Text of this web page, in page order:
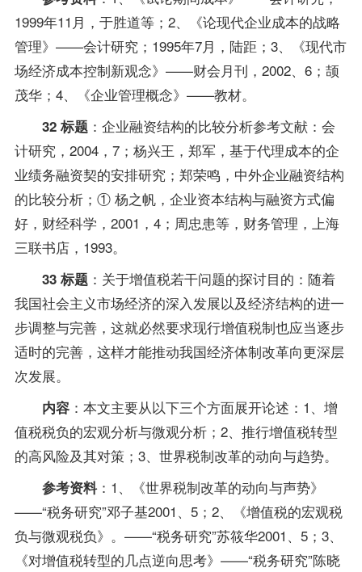
1999年11月，于胜道等；2、《论现代企业成本的战略
管理》——会计研究；1995年7月，陆距；3、《现代市
场经济成本控制新观念》——财会月刊，2002、6；颉
茂华；4、《企业管理概念》——教材。
32 标题：企业融资结构的比较分析参考文献：会
计研究，2004，7；杨兴王，郑军，基于代理成本的企
业绩务融资契的安排研究；郑荣鸣，中外企业融资结构
的比较分析；① 杨之帆，企业资本结构与融资方式偏
好，财经科学，2001，4；周忠患等，财务管理，上海
三联书店，1993。
33 标题：关于增值税若干问题的探讨目的：随着
我国社会主义市场经济的深入发展以及经济结构的进一
步调整与完善，这就必然要求现行增值税制也应当逐步
适时的完善，这样才能推动我国经济体制改革向更深层
次发展。
内容：本文主要从以下三个方面展开论述：1、增
值税税负的宏观分析与微观分析；2、推行增值税转型
的高风险及其对策；3、世界税制改革的动向与趋势。
参考资料：1、《世界税制改革的动向与声势》
——“税务研究”邓子基2001、5；2、《增值税的宏观税
负与微观税负》。——“税务研究”苏筱华2001、5；3、
《对增值税转型的几点逆向思考》——“税务研究”陈晓